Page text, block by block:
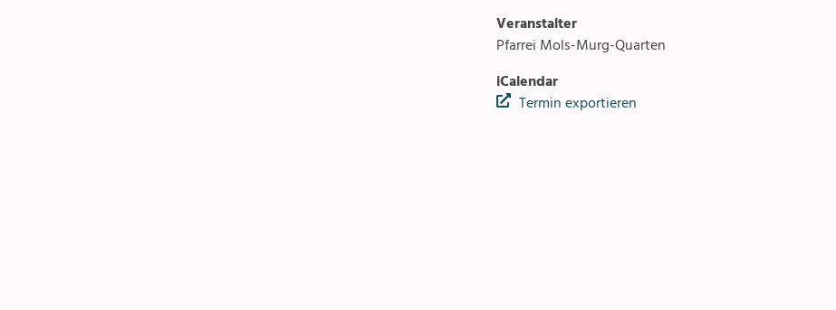
Veranstalter
Pfarrei Mols-Murg-Quarten
iCalendar
Termin exportieren
Aktuelles & Fotogalerien
Kirchen & Kapellen